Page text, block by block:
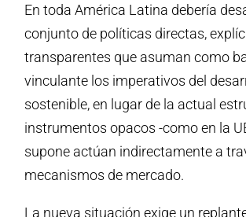
En toda América Latina debería
conjunto de políticas directas,
transparentes que asuman como
vinculante los imperativos del
sostenible, en lugar de la actual
instrumentos opacos -como en la
supone actúan indirectamente a
mecanismos de mercado.
La nueva situación exige un